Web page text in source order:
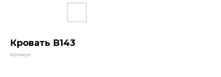
Кровать В143
Артикул: